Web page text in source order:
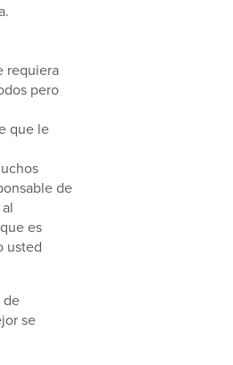
requiera
pero
que le
de
es
usted
de
se